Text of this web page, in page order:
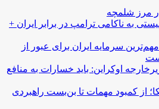
مرز شلمچه
به ناکامی ترامپ در برابر ایران +
سرمایه ایران برای عبور از
اوکراین: باید خسارات به منافع
از کمبود مهمات تا بن‌بست راهبردی